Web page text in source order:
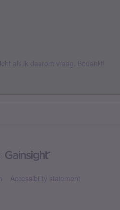
Accessibility statement